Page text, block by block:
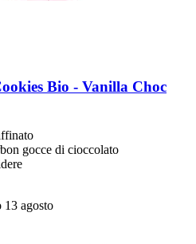
Bio -​ Vanilla Choc
gocce di cioccolato
13 agosto